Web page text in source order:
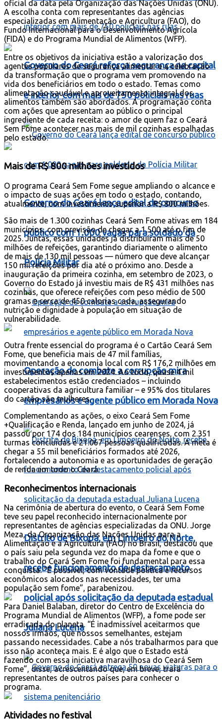
Governo do Ceará reforça segurança na capital
e interior com mais de 750 policiais nas ruas
Governo do Ceará lança edital de concurso
público com 1.000 vagas para soldado da
Polícia Militar
Operação de combate a corrupção mira
empresários e agente público em Morada Nova
Distrito de Bixopá, em Limoeiro do Norte,
recebe funcionamento de destacamento
policial após solicitação da deputada estadual
Juliana Lucena
oficial da data pela Organização das Nações Unidas (ONU).
A escolha conta com representantes das agências
especializadas em Alimentação e Agricultura (FAO), do
Fundo Internacional para o Desenvolvimento Agrícola
(FIDA) e do Programa Mundial de Alimentos (WFP).
Entre os objetivos da iniciativa estão a valorização dos
agentes populares de segurança alimentar e a celebração
da transformação que o programa vem promovendo na
vida dos beneficiários em todo o estado. Temas como
alimentação saudável e aproveitamento integral dos
alimentos também são abordados. A programação conta
com ações que apresentam ao público o principal
ingrediente de cada receita: o amor de quem faz o Ceará
Sem Fome acontecer nas mais de mil cozinhas espalhadas
pelo estado.
Mais de R$ 800 milhões investidos
O programa Ceará Sem Fome segue ampliando o alcance e
o impacto de suas ações em todo o estado, contando,
atualmente, com investimento superior a R$ 800 milhões.
São mais de 1.300 cozinhas Ceará Sem Fome ativas em 184
municípios, com previsão de chegar a 1.500 até o fim de
2025. Juntas, essas unidades já distribuíram mais de 50
milhões de refeições, garantindo diariamente o alimento
de mais de 130 mil pessoas — número que deve alcançar
150 mil refeições por dia até o próximo ano. Desde a
inauguração da primeira cozinha, em setembro de 2023, o
Governo do Estado já investiu mais de R$ 431 milhões nas
cozinhas, que oferece refeições com peso médio de 500
gramas e cerca de 450 calorias cada, assegurando
nutrição e dignidade à população em situação de
vulnerabilidade.
Outra frente essencial do programa é o Cartão Ceará Sem
Fome, que beneficia mais de 47 mil famílias,
movimentando a economia local com R$ 176,2 milhões em
investimentos apenas em 2024. Ao todo, quase 4 mil
estabelecimentos estão credenciados – incluindo
cooperativas da agricultura familiar – e 95% dos titulares
do cartão são mulheres.
Complementando as ações, o eixo Ceará Sem Fome
+Qualificação e Renda, lançado em junho de 2024, já
passou por 174 dos 184 municípios cearenses, com 2.351
turmas concluídas e 21.067 pessoas qualificadas. A meta é
chegar a 55 mil beneficiários formados até 2026,
fortalecendo a autonomia e as oportunidades de geração
de renda em todo o Ceará.
Reconhecimentos internacionais
Na cerimônia de abertura do evento, o Ceará Sem Fome
teve seu papel reconhecido internacionalmente por
representantes de agências especializadas da ONU. Jorge
Meza, da Organização das Nações Unidas para a
Alimentação e a Agricultura (FAO) no Brasil, destacou que
o país saiu pela segunda vez do mapa da fome e que o
trabalho do Ceará Sem Fome foi fundamental para essa
conquista. “É possível, com vontade política e recursos
econômicos alocados nas necessidades, ter uma
população sem fome”, parabenizou.
Para Daniel Balaban, diretor do Centro de Excelência do
Programa Mundial de Alimentos (WFP), a fome pode ser
erradicada do planeta. “É inadmissível aceitarmos que
nossos irmãos, que nossos semelhantes, estejam
passando necessidades. Cabe a nós trabalharmos para que
isso não aconteça mais. E é algo que o Estado está
fazendo com essa iniciativa maravilhosa do Ceará Sem
Fome”, disse, acrescentando que, em breve, trará
representantes de outros países para conhecer o
programa.
Atividades no festival